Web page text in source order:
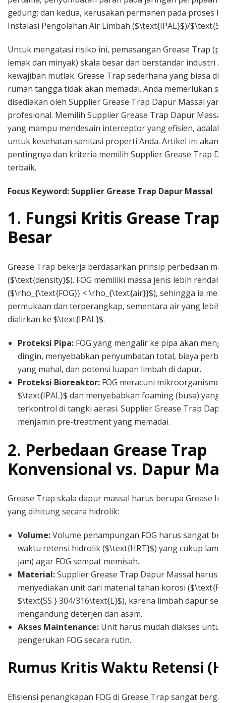
gedung; dan kedua, kerusakan permanen pada proses
Instalasi Pengolahan Air Limbah ($\text{IPAL}$)/
Untuk mengatasi risiko ini, pemasangan Grease Trap
lemak dan minyak) skala besar dan berstandar industri
kewajiban mutlak. Grease Trap sederhana yang biasa
rumah tangga tidak akan memadai. Anda memerlukan
disediakan oleh Supplier Grease Trap Dapur Massal yang
profesional. Memilih Supplier Grease Trap Dapur
yang mampu mendesain interceptor yang efisien, adalah
untuk kesehatan sanitasi properti Anda. Artikel ini akan
pentingnya dan kriteria memilih Supplier Grease Trap
terbaik.
Focus Keyword: Supplier Grease Trap Dapur Massal
1. Fungsi Kritis Grease Trap
Besar
Grease Trap bekerja berdasarkan prinsip perbedaan
($\text{density}$). FOG memiliki massa jenis lebih rendah
($\rho_{\text{FOG}} < \rho_{\text{air}}$), sehingga ia
permukaan dan terperangkap, sementara air yang lebih
dialirkan ke $\text{IPAL}$.
Proteksi Pipa: FOG yang mengalir ke pipa akan
dingin, menyebabkan penyumbatan total, biaya
yang mahal, dan potensi luapan limbah di dapur.
Proteksi Bioreaktor: FOG meracuni mikroorganisme
$\text{IPAL}$ dan menyebabkan foaming (busa) yang
terkontrol di tangki aerasi. Supplier Grease Trap
menjamin pre-treatment yang memadai.
2. Perbedaan Grease Trap
Konvensional vs. Dapur
Grease Trap skala dapur massal harus berupa Grease
yang dihitung secara hidrolik:
Volume:Volume penampungan FOG harus sangat
waktu retensi hidrolik ($\text{HRT}$) yang cukup lama
jam) agar FOG sempat memisah.
Material:Supplier Grease Trap Dapur Massal harus
menyediakan unit dari material tahan korosi
$\text{SS } 304/316\text{L}$), karena limbah dapur
mengandung deterjen dan asam.
Akses Maintenance: Unit harus mudah diakses untuk
pengerukan FOG secara rutin.
Rumus Kritis Waktu Retensi
Efisiensi penangkapan FOG di Grease Trap sangat